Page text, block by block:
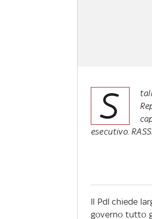
S
esecutivo.
Il Pdl chiede
governo tutto